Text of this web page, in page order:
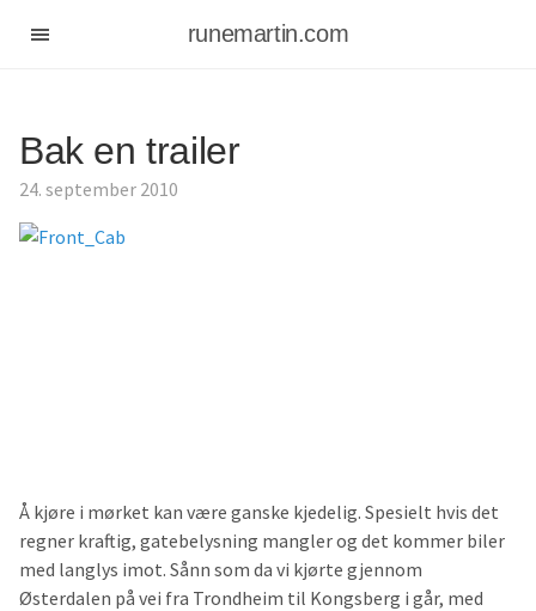
runemartin.com
Bak en trailer
24. september 2010
Å kjøre i mørket kan være ganske kjedelig. Spesielt hvis det
regner kraftig, gatebelysning mangler og det kommer biler
med langlys imot. Sånn som da vi kjørte gjennom
Østerdalen på vei fra Trondheim til Kongsberg i går, med